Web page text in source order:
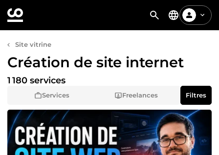
Site vitrine
Création de site internet
Services Freelances
1 180 services
Filtres